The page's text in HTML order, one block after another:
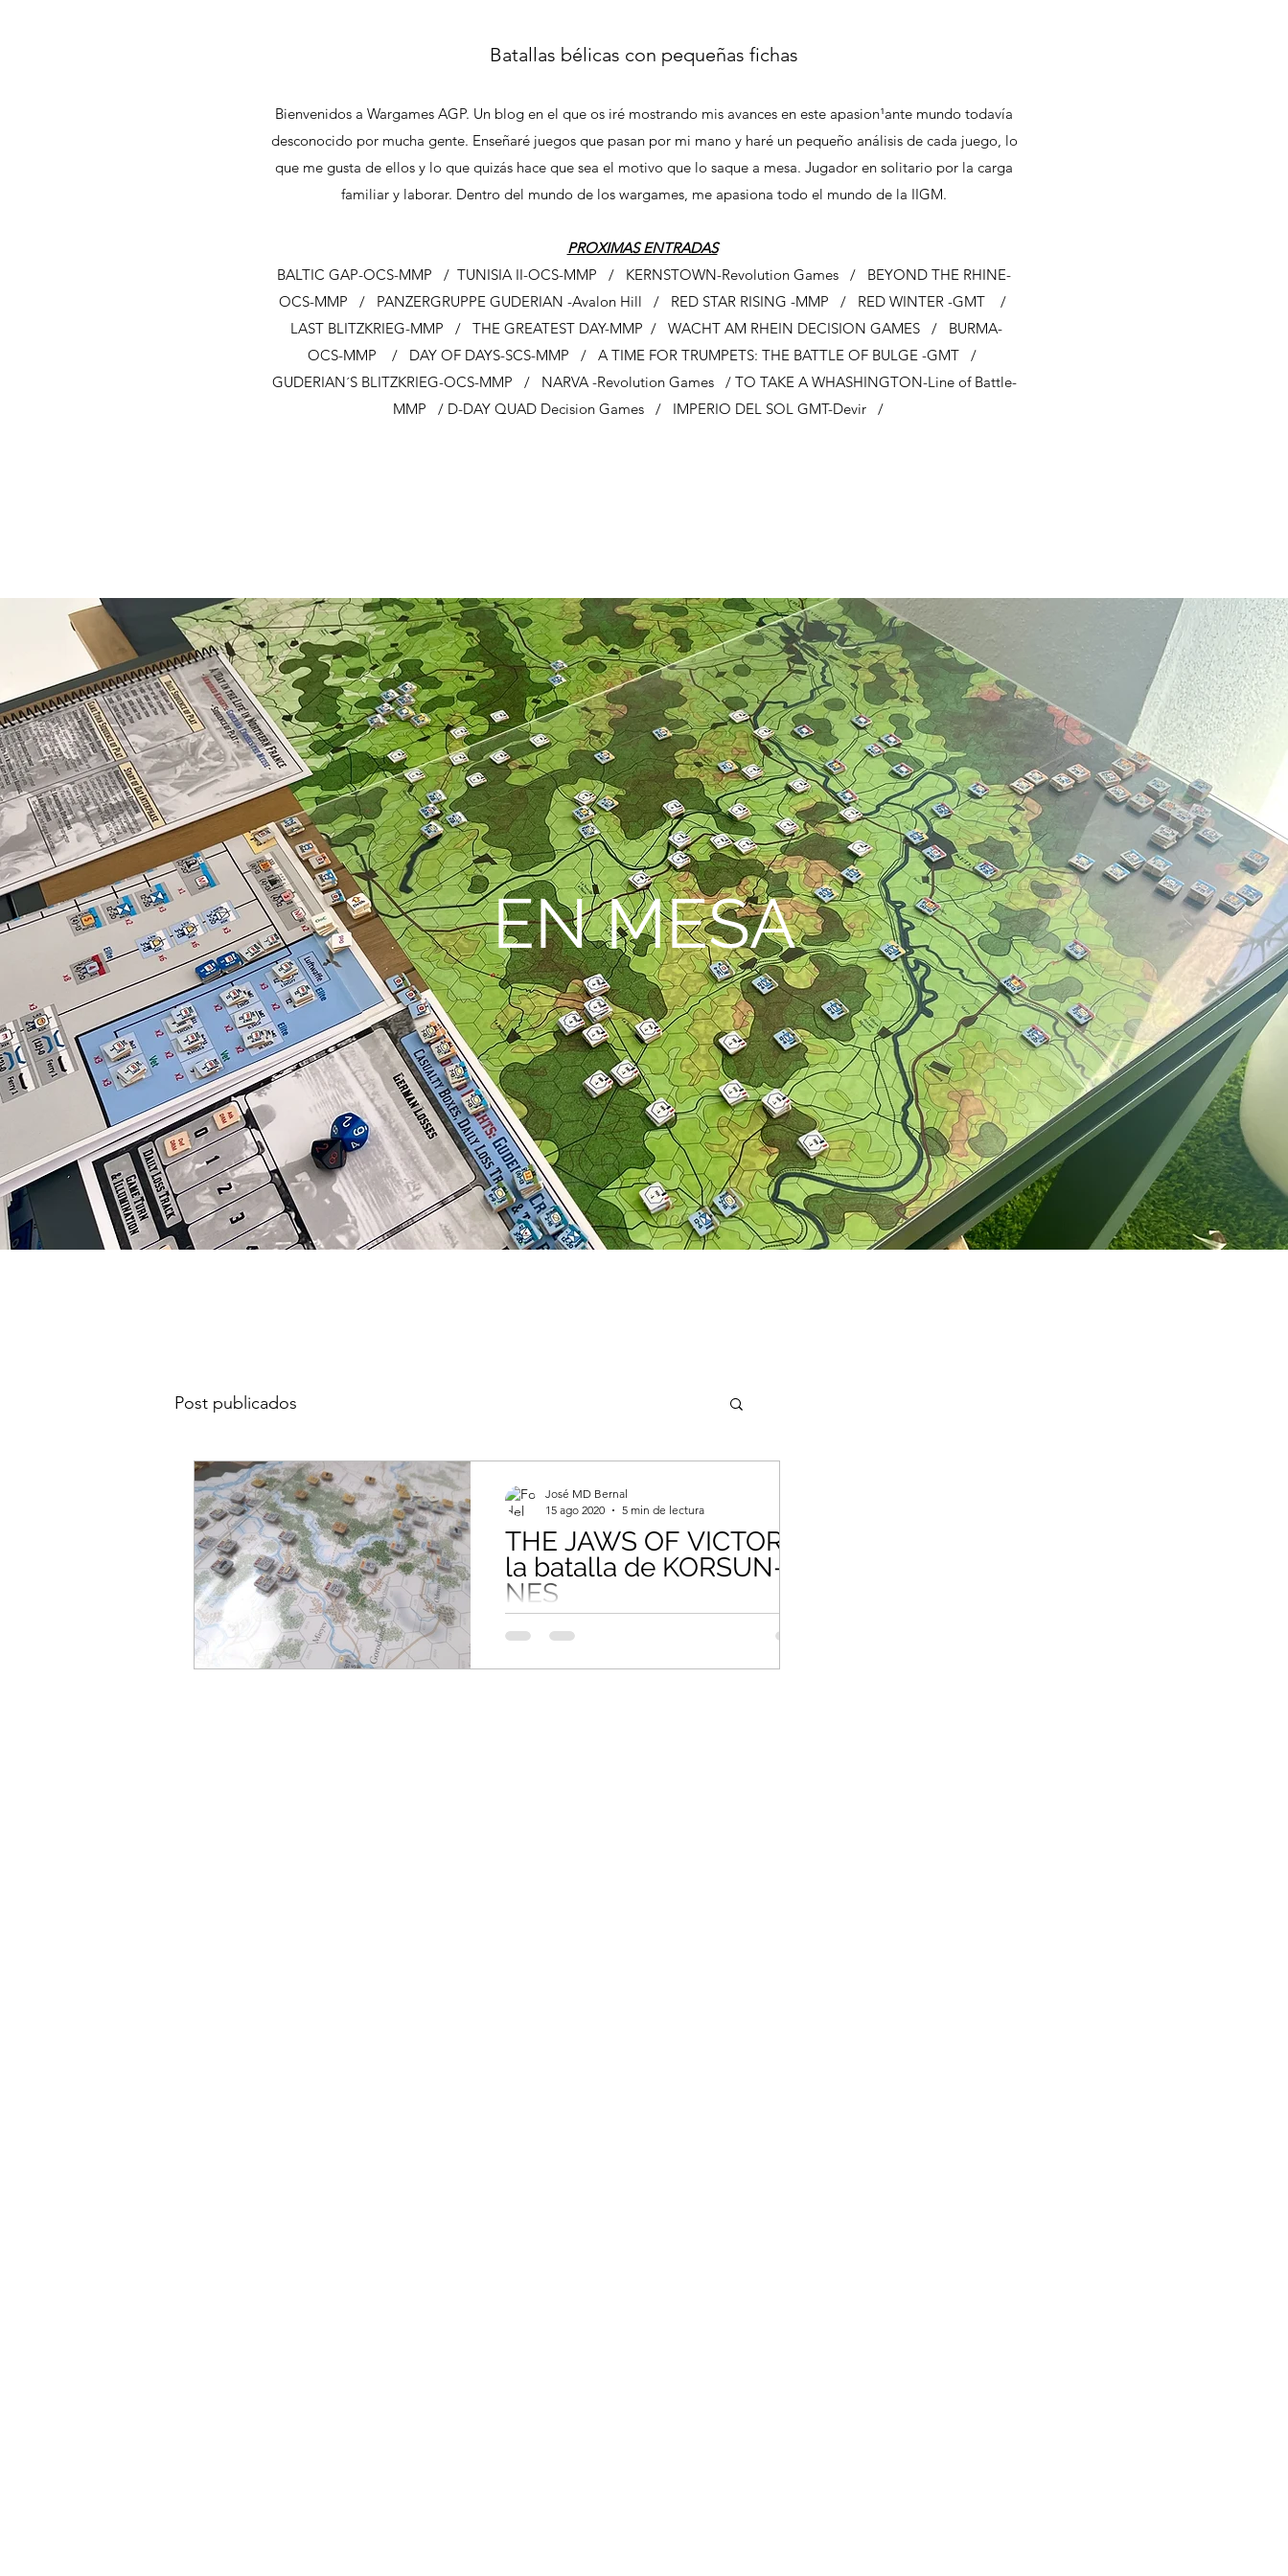
Batallas bélicas con pequeñas fichas
Bienvenidos a Wargames AGP. Un blog en el que os iré mostrando mis avances en este apasion¹ante mundo todavía
desconocido por mucha gente. Enseñaré juegos que pasan por mi mano y haré un pequeño análisis de cada juego, lo
que me gusta de ellos y lo que quizás hace que sea el motivo que lo saque a mesa. Jugador en solitario por la carga
familiar y laborar. Dentro del mundo de los wargames, me apasiona todo el mundo de la IIGM.
PROXIMAS ENTRADAS
BALTIC GAP-OCS-MMP / TUNISIA II-OCS-MMP / KERNSTOWN-Revolution Games / BEYOND THE RHINE-
OCS-MMP / PANZERGRUPPE GUDERIAN -Avalon Hill / RED STAR RISING -MMP / RED WINTER -GMT /
LAST BLITZKRIEG-MMP / THE GREATEST DAY-MMP / WACHT AM RHEIN DECISION GAMES / BURMA-
OCS-MMP / DAY OF DAYS-SCS-MMP / A TIME FOR TRUMPETS: THE BATTLE OF BULGE -GMT /
GUDERIAN´S BLITZKRIEG-OCS-MMP / NARVA -Revolution Games / TO TAKE A WHASHINGTON-Line of Battle-
MMP / D-DAY QUAD Decision Games / IMPERIO DEL SOL GMT-Devir /
EN MESA
Post publicados
THE JAWS OF VICTORY,
la batalla de KORSUN-
NES
Juego de New England basado en el
tropas rusas
José MD Bernal
15 ago 2020
5 min de lectura